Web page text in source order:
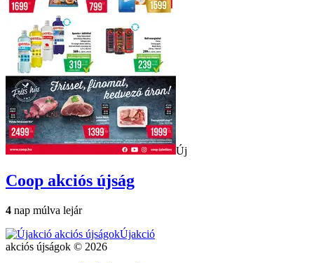
Új
Coop akciós újság
4 nap múlva lejár
Újakció
akciós újságok © 2026